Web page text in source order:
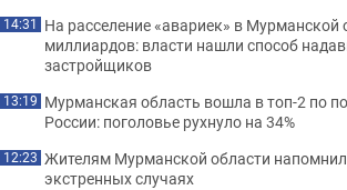
14:31 На расселение «авариек» в Мурманской
миллиардов: власти нашли способ
застройщиков
13:19 Мурманская область вошла в топ-2 по
России: поголовье рухнуло на 34%
12:23 Жителям Мурманской области
экстренных случаях